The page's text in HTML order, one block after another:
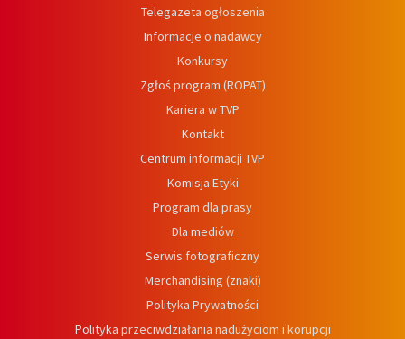
Telegazeta ogłoszenia
Informacje o nadawcy
Konkursy
Zgłoś program (ROPAT)
Kariera w TVP
Kontakt
Centrum informacji TVP
Komisja Etyki
Program dla prasy
Dla mediów
Serwis fotograficzny
Merchandising (znaki)
Polityka Prywatności
Polityka przeciwdziałania nadużyciom i korupcji